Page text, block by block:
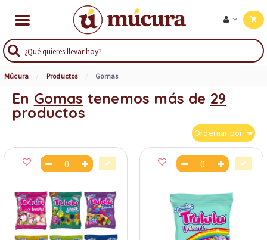
Múcura Productos Gomas
En Gomas tenemos más de 29
productos
Ordernar por